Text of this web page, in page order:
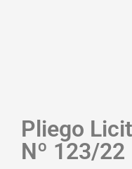
Pliego
Nº 123/22